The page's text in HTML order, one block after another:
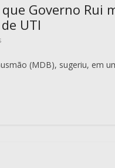
Governo Rui
UTI
(MDB), sugeriu, em